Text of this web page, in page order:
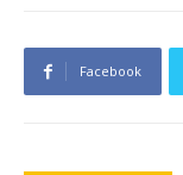
Facebook